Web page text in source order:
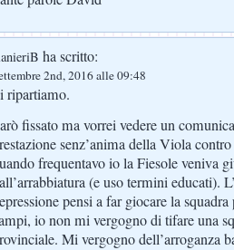
ha scritto:
2nd, 2016 alle 09:48
ripartiamo.
fissato ma vorrei vedere un
senz’anima della Viola
frequentavo io la Fiesole veniva
(e uso termini educati).
pensi a far giocare la
io non mi vergogno di tifare una
Mi vergogno dell’arroganza